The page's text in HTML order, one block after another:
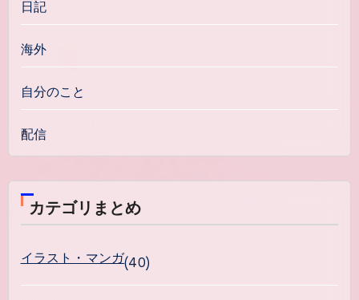
日記
海外
自分のこと
配信
カテゴリまとめ
イラスト・マンガ(40)